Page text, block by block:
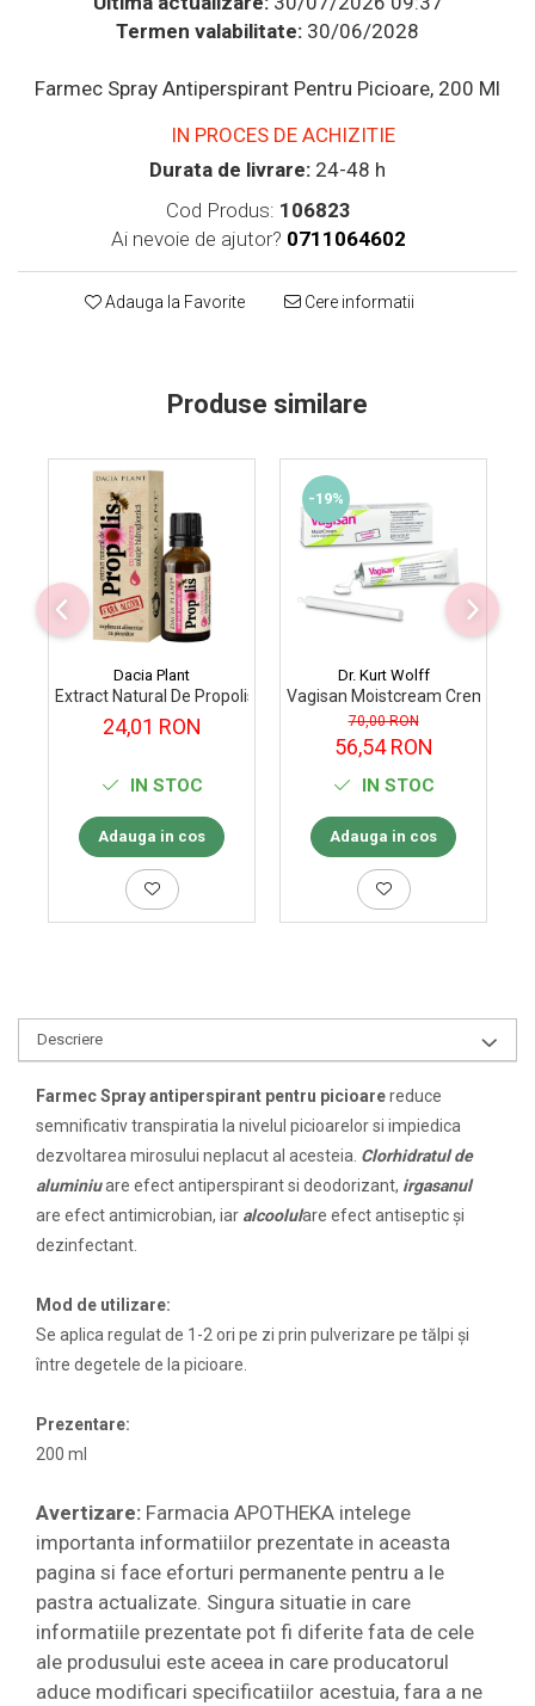
Supliment Vitamina D3
Supliment Zinc
Tincturi si Gemoderivate
Tuse gat si respiratie
Vitamine si minerale
Termen valabilitate: 30/06/2028
Farmec Spray Antiperspirant Pentru Picioare, 200 Ml
IN PROCES DE ACHIZITIE
Durata de livrare: 24-48 h
Cod Produs: 106823
Ai nevoie de ajutor? 0711064602
Adauga la Favorite Cere informatii
Produse similare
Dacia Plant
Extract Natural De Propolis Cu Echinacea Solutie Cu Picurator
24,01 RON
IN STOC
Adauga in cos
-19%
Dr. Kurt Wolff
Vagisan Moistcream Cremă
70,00 RON
56,54 RON
IN STOC
Adauga in cos
Descriere
Farmec Spray antiperspirant pentru picioarereduce
semnificativ transpiratia la nivelul picioarelor si impiedica
dezvoltarea mirosului neplacutal acesteia. Clorhidratul de
aluminiuare efect antiperspirant si deodorizant, irgasanul
are efect antimicrobian, iar alcoolulare efect antiseptic şi
dezinfectant.
Mod de utilizare:
Se aplica regulat de 1-2 ori pe zi prin pulverizare pe tălpi şi
între degetele de la picioare.
Prezentare:
200 ml
Avertizare: Farmacia APOTHEKA intelege
importanta informatiilor prezentate in aceasta
pagina si face eforturi permanente pentru a le
pastra actualizate. Singura situatie in care
informatiile prezentate pot fi diferite fata de cele
ale produsului este aceea in care producatorul
aduce modificari specificatiilor acestuia, fara a ne